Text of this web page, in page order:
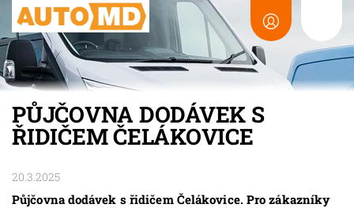
PŮJČOVNA DODÁVEK S
ŘIDIČEM ČELÁKOVICE
20.3.2025
Půjčovna dodávek s řidičem Čelákovice. Pro zákazníky